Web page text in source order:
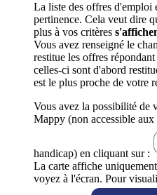
La liste des offres d'emploi
pertinence. Cela veut dire
plus à vos critères
Vous avez renseigné le
restitue les offres
celles-ci sont d'abord
est le plus proche de votre
Vous avez la possibilité de
Mappy (non accessible
handicap) en cliquant sur :
La carte affiche
voyez à l'écran. Pour